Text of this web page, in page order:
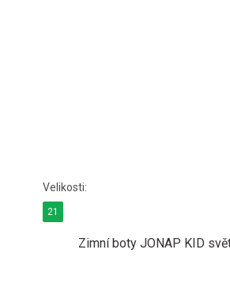
Zimní boty JONAP KID
21